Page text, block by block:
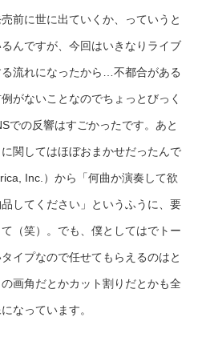
前に世に出ていくか、っていうと
んですが、今回はいきなりライブ
流れになったから…不都合がある
がないことなのでちょっとびっく
での反響はすごかったです。あと
関してはほぼおまかせだったんで
Inc.）から「何曲か演奏して欲
してください」というふうに、要
（笑）。でも、僕としてはでトー
イプなので任せてもらえるのはと
画角だとかカット割りだとかも全
なっています。